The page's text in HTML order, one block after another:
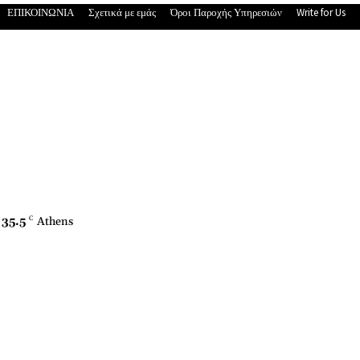
ΕΠΙΚΟΙΝΩΝΙΑ Σχετικά με εμάς Όροι Παροχής Υπηρεσιών Write for Us
35.5 C Athens